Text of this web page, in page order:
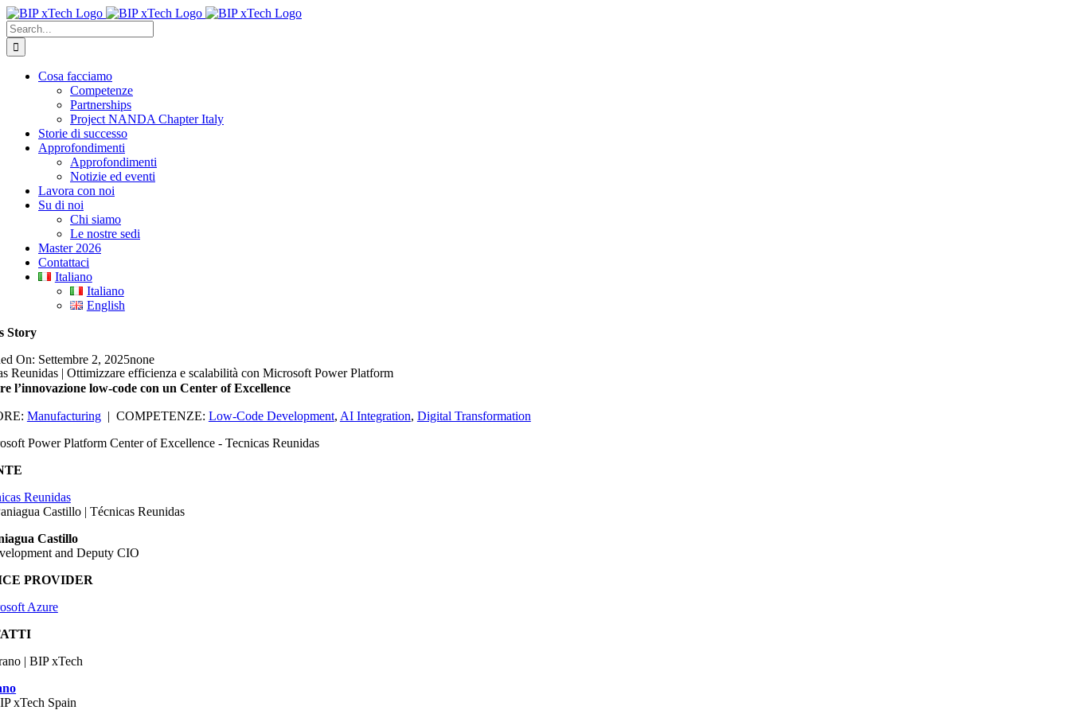
Skip
to
content
Search
for:
Cosa facciamo
Competenze
Partnerships
Project NANDA Chapter Italy
Storie di successo
Approfondimenti
Approfondimenti
Notizie ed eventi
Lavora con noi
Su di noi
Chi siamo
Le nostre sedi
Master 2026
Contattaci
Italiano
Italiano
English
Story
On: Settembre 2, 2025none
Reunidas | Ottimizzare efficienza e scalabilità con Microsoft Power Platform
l’innovazione low-code con un Center of Excellence
Manufacturing| COMPETENZE: Low-Code Development, AI Integration, Digital Transformation
Castillo
and Deputy CIO
PROVIDER
xTech Spain